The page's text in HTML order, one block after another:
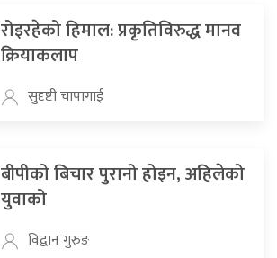
रोइरहेको हिमाल: प्रकृतिविरुद्ध मानव
क्रियाकलाप
सुदृष्टी चापागाई
बीपीको बिचार पुरानो होइन, अहिलेको
युवाको
विद्वान गुरुङ